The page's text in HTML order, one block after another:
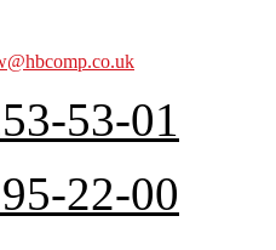
53-01
22-00